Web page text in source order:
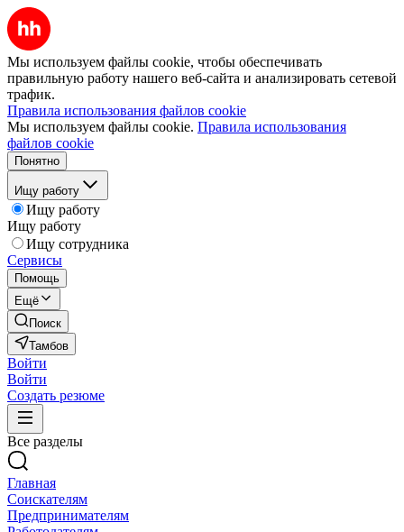
Мы используем файлы cookie, чтобы обеспечивать
правильную работу нашего веб-сайта и анализировать сетевой
трафик.
Правила использования файлов cookie
Мы используем файлы cookie. Правила использования
файлов cookie
Понятно
Ищу работу
Ищу работу
Ищу работу
Ищу сотрудника
Сервисы
Помощь
Ещё
Поиск
Тамбов
Войти
Войти
Создать резюме
Все разделы
Главная
Соискателям
Предпринимателям